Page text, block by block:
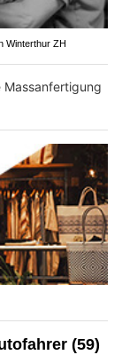
Winterthur ZH
(59)